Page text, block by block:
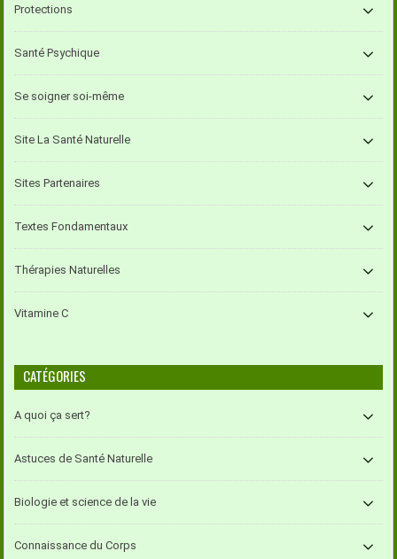
Protections
Santé Psychique
Se soigner soi-même
Site La Santé Naturelle
Sites Partenaires
Textes Fondamentaux
Thérapies Naturelles
Vitamine C
CATÉGORIES
A quoi ça sert?
Astuces de Santé Naturelle
Biologie et science de la vie
Connaissance du Corps